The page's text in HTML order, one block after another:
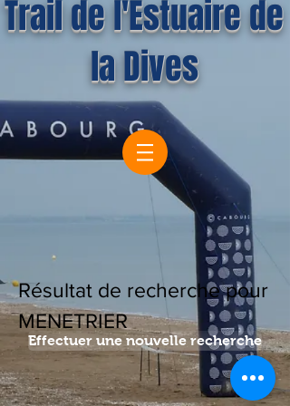
Trail de l'Estuaire de
la Dives
Résultat de recherche pour
MENETRIER
Effectuer une nouvelle recherche